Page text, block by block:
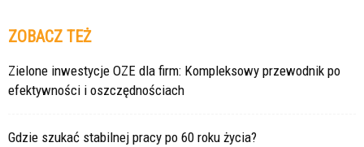
ZOBACZ TEŻ
Zielone inwestycje OZE dla firm: Kompleksowy przewodnik po
efektywności i oszczędnościach
Gdzie szukać stabilnej pracy po 60 roku życia?